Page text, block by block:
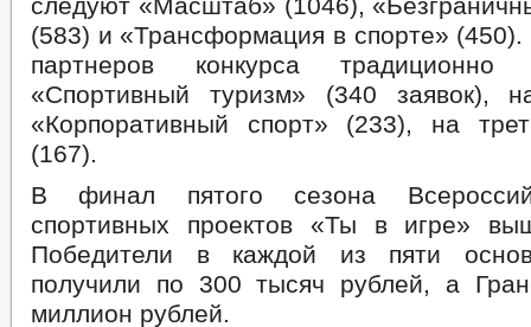
(583) и «Трансформация в спорте»
партнеров конкурса
«Спортивный туризм» (340 заявок),
«Корпоративный спорт» (233), на
(167).
В финал пятого сезона
спортивных проектов «Ты в игре»
Победители в каждой из пяти
получили по 300 тысяч рублей, а
миллион рублей.